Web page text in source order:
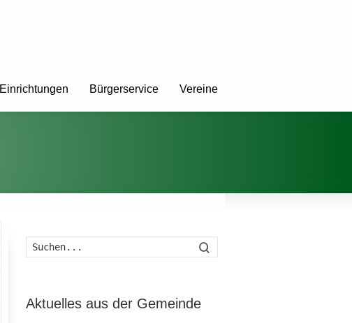
Einrichtungen Bürgerservice Vereine
Aktuelles aus der Gemeinde